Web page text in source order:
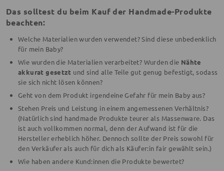
Das solltest du beim Kauf der Handmade-Produkte
beachten:
Welche Materialien wurden verwendet? Sind diese unbedenklich
für mein Baby?
Wie wurden die Materialien verarbeitet? Wurden die Nähte
akkurat gesetzt und sind alle Teile gut genug befestigt, sodass
sie sich nicht lösen können?
Geht von dem Produkt irgendeine Gefahr für mein Baby aus?
Stehen Preis und Leistung in einem angemessenen Verhältnis?
(Natürlich sind handmade Produkte teurer als Massenware. Das
ist auch vollkommen normal, denn der Aufwand ist für die
Hersteller erheblich höher. Dennoch sollte der Preis sowohl für
den Verkäufer als auch für dich als Käufer:in fair gewählt sein.)
Wie haben andere Kund:innen die Produkte bewertet?